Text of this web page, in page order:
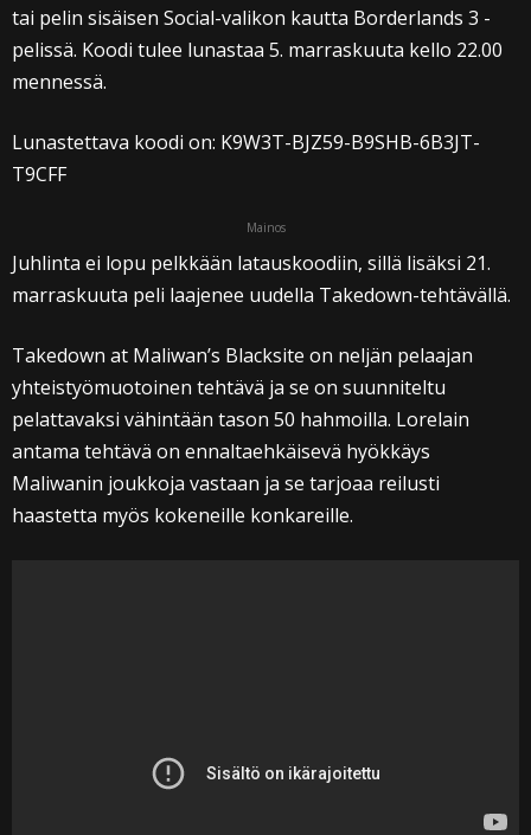
tai pelin sisäisen Social-valikon kautta Borderlands 3 -
pelissä. Koodi tulee lunastaa 5. marraskuuta kello 22.00
mennessä.
Lunastettava koodi on: K9W3T-BJZ59-B9SHB-6B3JT-
T9CFF
Mainos
Juhlinta ei lopu pelkkään latauskoodiin, sillä lisäksi 21.
marraskuuta peli laajenee uudella Takedown-tehtävällä.
Takedown at Maliwan’s Blacksite on neljän pelaajan
yhteistyömuotoinen tehtävä ja se on suunniteltu
pelattavaksi vähintään tason 50 hahmoilla. Lorelain
antama tehtävä on ennaltaehkäisevä hyökkäys
Maliwanin joukkoja vastaan ja se tarjoaa reilusti
haastetta myös kokeneille konkareille.